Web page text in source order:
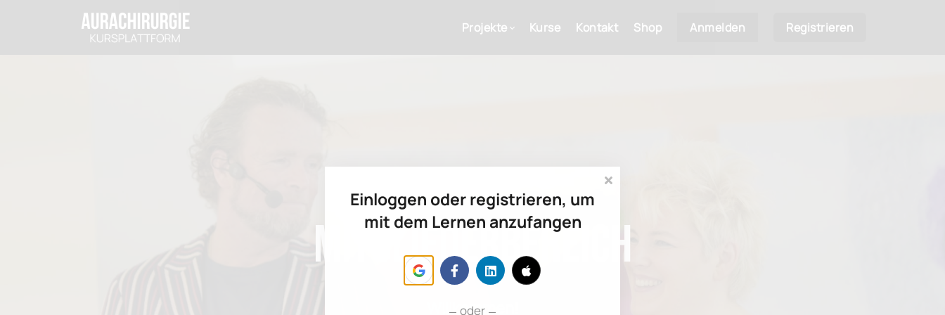
Projekte Kurse Kontakt Shop Anmelden Registrieren
Mitgliederbereich
Willkommen!
Einloggen oder registrieren, um
mit dem Lernen anzufangen
oder